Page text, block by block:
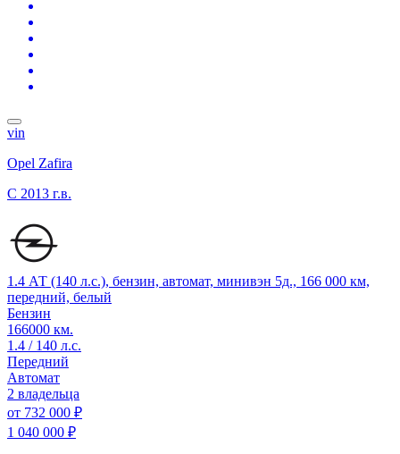
vin
Opel Zafira
C 2013 г.в.
1.4 АТ (140 л.с.), бензин, автомат, минивэн 5д., 166 000 км,
передний, белый
Бензин
166000 км.
1.4 / 140 л.с.
Передний
Автомат
2 владельца
от 732 000 ₽
1 040 000 ₽